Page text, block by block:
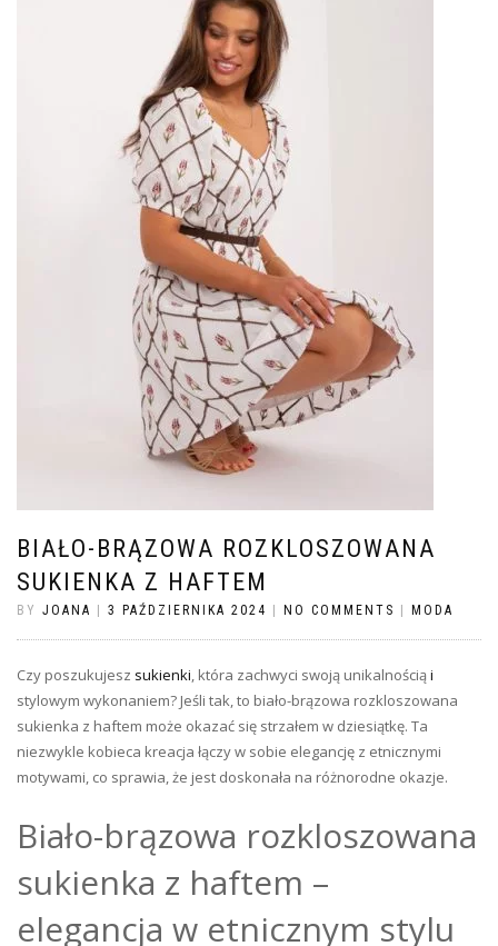
BIAŁO-BRĄZOWA ROZKLOSZOWANA
SUKIENKA Z HAFTEM
BY JOANA | 3 PAŹDZIERNIKA 2024 | NO COMMENTS | MODA
Czy poszukujesz sukienki, która zachwyci swoją unikalnościąi
stylowym wykonaniem? Jeśli tak, to biało-brązowa rozkloszowana
sukienka z haftem może okazać się strzałem w dziesiątkę. Ta
niezwykle kobieca kreacja łączy w sobie elegancję z etnicznymi
motywami, co sprawia, że jest doskonała na różnorodne okazje.
Biało-brązowa rozkloszowana
sukienka z haftem –
elegancja w etnicznym stylu